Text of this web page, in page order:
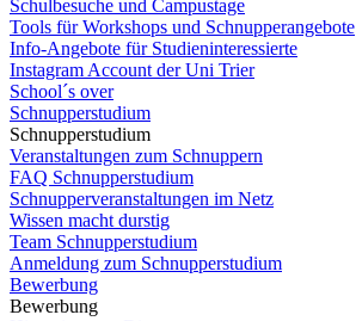
Schulbesuche und Campustage
Tools für Workshops und Schnupperangebote
Info-Angebote für Studieninteressierte
Instagram Account der Uni Trier
School´s over
Schnupperstudium
Schnupperstudium
Veranstaltungen zum Schnuppern
FAQ Schnupperstudium
Schnupperveranstaltungen im Netz
Wissen macht durstig
Team Schnupperstudium
Anmeldung zum Schnupperstudium
Bewerbung
Bewerbung